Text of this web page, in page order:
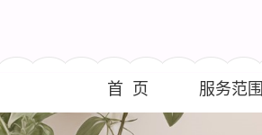
首 页 服务范围